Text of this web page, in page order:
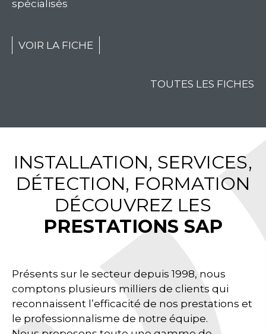
spécialisés
VOIR LA FICHE
TOUTES LES FICHES
INSTALLATION, SERVICES,
DÉTECTION, FORMATION
DÉCOUVREZ LES
PRESTATIONS SAP
Présents sur le secteur depuis 1998, nous
comptons plusieurs milliers de clients qui
reconnaissent l’efficacité de nos prestations et
le professionnalisme de notre équipe.